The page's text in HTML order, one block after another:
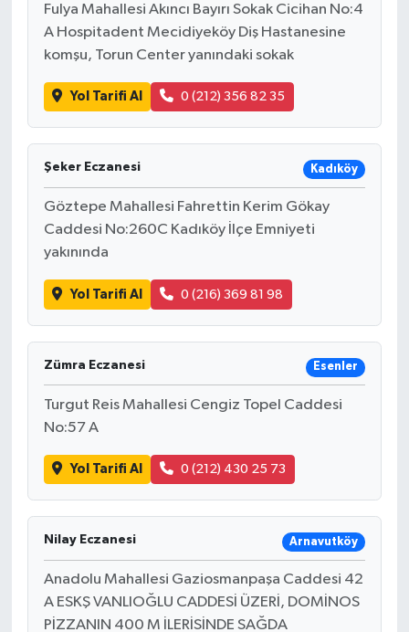
Fulya Mahallesi Akıncı Bayırı Sokak Cicihan No:4
A Hospitadent Mecidiyeköy Diş Hastanesine
komşu, Torun Center yanındaki sokak
Yol Tarifi Al 0 (212) 356 82 35
Şeker Eczanesi Kadıköy
Göztepe Mahallesi Fahrettin Kerim Gökay
Caddesi No:260C Kadıköy İlçe Emniyeti
yakınında
Yol Tarifi Al 0 (216) 369 81 98
Zümra Eczanesi Esenler
Turgut Reis Mahallesi Cengiz Topel Caddesi
No:57 A
Yol Tarifi Al 0 (212) 430 25 73
Nilay Eczanesi Arnavutköy
Anadolu Mahallesi Gaziosmanpaşa Caddesi 42
A ESKŞ VANLIOĞLU CADDESİ ÜZERİ, DOMİNOS
PİZZANIN 400 M İLERİSİNDE SAĞDA